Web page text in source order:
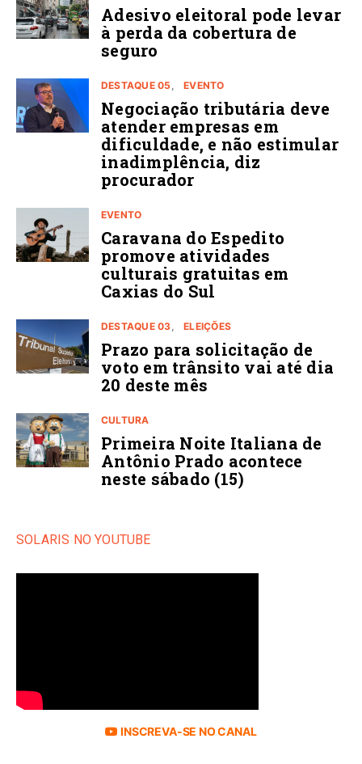
Adesivo eleitoral pode levar
à perda da cobertura de
seguro
DESTAQUE 05 EVENTO
Negociação tributária deve
atender empresas em
dificuldade, e não estimular
inadimplência, diz
procurador
EVENTO
Caravana do Espedito
promove atividades
culturais gratuitas em
Caxias do Sul
DESTAQUE 03 ELEIÇÕES
Prazo para solicitação de
voto em trânsito vai até dia
20 deste mês
CULTURA
Primeira Noite Italiana de
Antônio Prado acontece
neste sábado (15)
SOLARIS NO YOUTUBE
INSCREVA-SE NO CANAL